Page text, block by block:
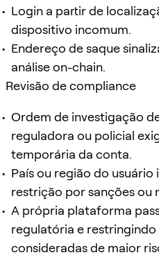
Login a partir de
dispositivo incomum.
Endereço de saque
análise on-chain.
Revisão de compliance
Ordem de investigação
reguladora ou policial
temporária da conta.
País ou região do usuário
restrição por sanções ou
A própria plataforma
regulatória e
consideradas de maior